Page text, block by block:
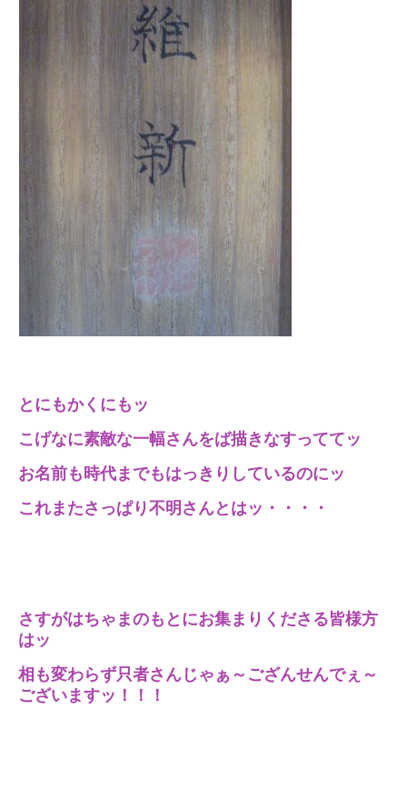
とにもかくにもッ
こげなに素敵な一幅さんをば描きなすっててッ
お名前も時代までもはっきりしているのにッ
これまたさっぱり不明さんとはッ・・・・
さすがはちゃまのもとにお集まりくださる皆様方
はッ
相も変わらず只者さんじゃぁ～ござんせんでぇ～
ございますッ！！！